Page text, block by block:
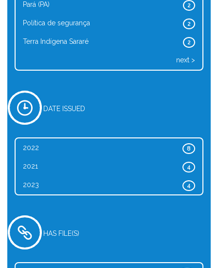
2
Pará (PA)
2
Política de segurança
2
Terra Indígena Sararé
next >
DATE ISSUED
8
2022
4
2021
4
2023
HAS FILE(S)